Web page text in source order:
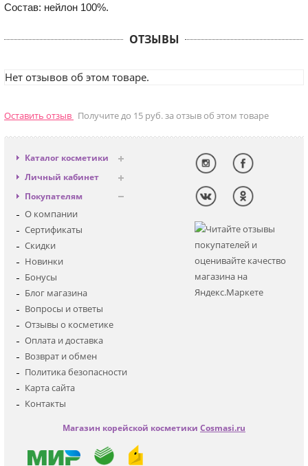
Состав: нейлон 100%.
ОТЗЫВЫ
Нет отзывов об этом товаре.
Оставить отзыв Получите до 15 руб. за отзыв об этом товаре
Каталог косметики
Антивозрастная
Декоративная
Для глаз
Для тела
Наборы
Детская
Личный кабинет
Вход
Регистрация
Покупателям
О компании
Сертификаты
Скидки
Новинки
Бонусы
Блог магазина
Вопросы и ответы
Отзывы о косметике
Оплата и доставка
Возврат и обмен
Политика безопасности
Карта сайта
Контакты
Магазин корейской косметики Cosmasi.ru